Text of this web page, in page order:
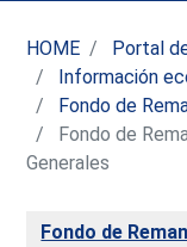
HOME
Portal
Información
Fondo de
Fondo de
Generales
Fondo de